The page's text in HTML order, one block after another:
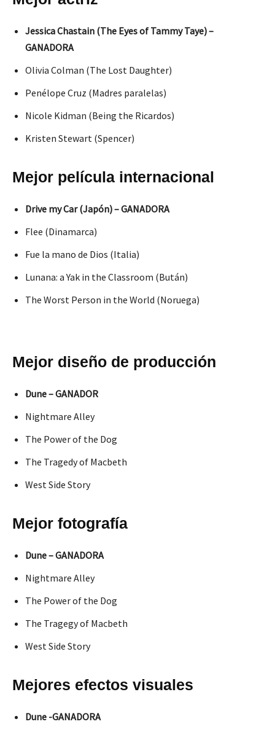
Jessica Chastain (The Eyes of Tammy Taye) –
GANADORA
Olivia Colman (The Lost Daughter)
Penélope Cruz (Madres paralelas)
Nicole Kidman (Being the Ricardos)
Kristen Stewart (Spencer)
Mejor película internacional
Drive my Car (Japón) – GANADORA
Flee (Dinamarca)
Fue la mano de Dios (Italia)
Lunana: a Yak in the Classroom (Bután)
The Worst Person in the World (Noruega)
Mejor diseño de producción
Dune – GANADOR
Nightmare Alley
The Power of the Dog
The Tragedy of Macbeth
West Side Story
Mejor fotografía
Dune – GANADORA
Nightmare Alley
The Power of the Dog
The Tragegy of Macbeth
West Side Story
Mejores efectos visuales
Dune -GANADORA